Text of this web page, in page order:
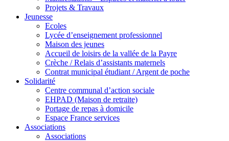
Projets & Travaux
Jeunesse
Ecoles
Lycée d’enseignement professionnel
Maison des jeunes
Accueil de loisirs de la vallée de la Payre
Crèche / Relais d’assistants maternels
Contrat municipal étudiant / Argent de poche
Solidarité
Centre communal d’action sociale
EHPAD (Maison de retraite)
Portage de repas à domicile
Espace France services
Associations
Associations